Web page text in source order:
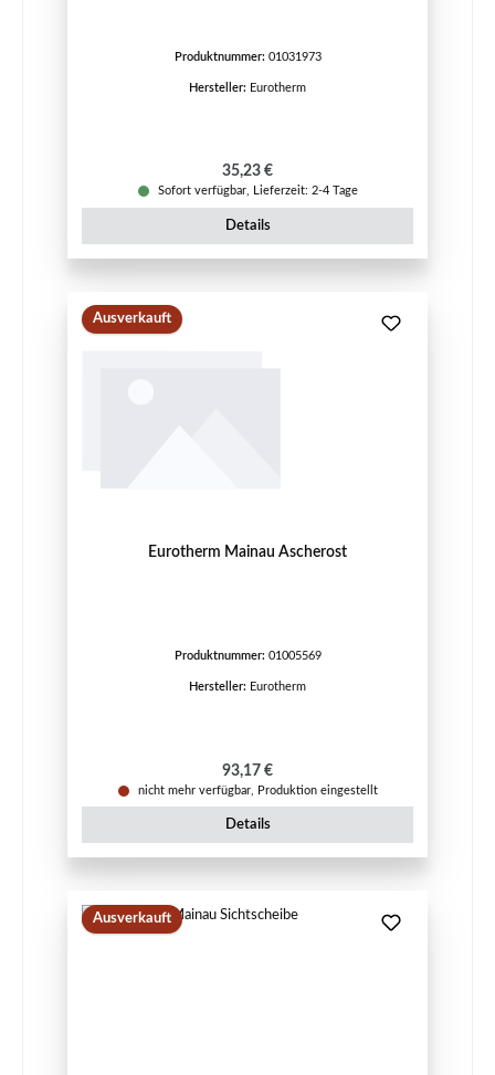
Produktnummer: 01031973
Hersteller: Eurotherm
Regulärer Preis:
35,23 €
Sofort verfügbar, Lieferzeit: 2-4 Tage
Details
Ausverkauft
Eurotherm Mainau Ascherost
Produktnummer: 01005569
Hersteller: Eurotherm
Regulärer Preis:
93,17 €
nicht mehr verfügbar, Produktion eingestellt
Details
Ausverkauft